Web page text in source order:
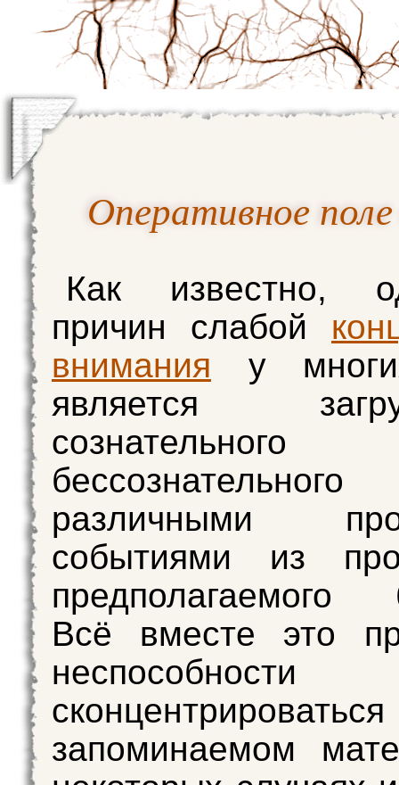
Оперативное
Как известно,
причин слабой
внимания у
является
бессознательного
различными
событиями из
предполагаемого
Всё вместе это
неспособности
запоминаемом